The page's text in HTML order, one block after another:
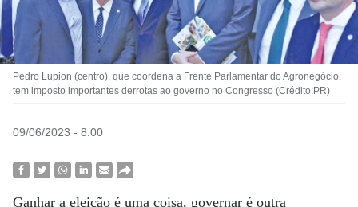
Pedro Lupion (centro), que coordena a Frente Parlamentar do Agronegócio,
tem imposto importantes derrotas ao governo no Congresso (Crédito:PR)
09/06/2023 - 8:00
Ganhar a eleição é uma coisa, governar é outra